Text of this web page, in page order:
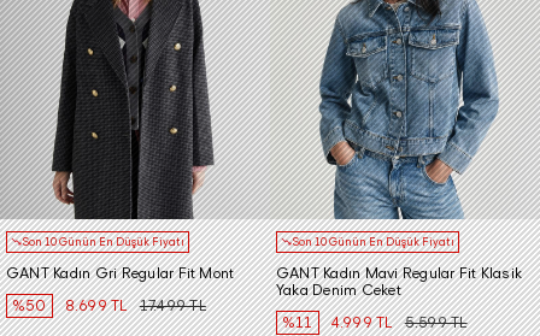
Son 10 Günün En Düşük Fiyatı
GANT Kadın Gri Regular Fit Mont
%50
8.699 TL 17.499 TL
Son 10 Günün En Düşük Fiyatı
GANT Kadın Mavi Regular Fit Klasik
Yaka Denim Ceket
%11
4.999 TL 5.599 TL